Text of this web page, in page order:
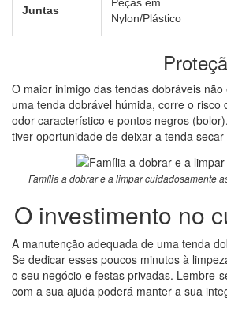
Juntas
Peças em
Nylon/Plástico
O maior inimigo das tendas dobráveis
uma tenda dobrável húmida, corre o
odor característico e pontos negros
tiver oportunidade de deixar a tenda
Família a dobrar e a limpar cuidadosamente
O investimento no
A manutenção adequada de uma tenda
Se dedicar esses poucos minutos à
o seu negócio e festas privadas. Lembre-
com a sua ajuda poderá manter a sua